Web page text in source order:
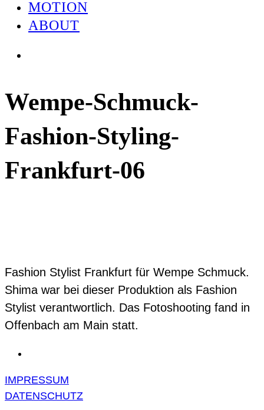
MOTION
ABOUT
Wempe-Schmuck-
Fashion-Styling-
Frankfurt-06
Fashion Stylist Frankfurt für Wempe Schmuck.
Shima war bei dieser Produktion als Fashion
Stylist verantwortlich. Das Fotoshooting fand in
Offenbach am Main statt.
IMPRESSUM
DATENSCHUTZ